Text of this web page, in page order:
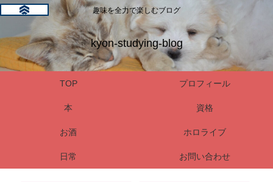
趣味を全力で楽しむブログ
kyon-studying-blog
TOP プロフィール
本 資格
お酒 ホロライブ
日常 お問い合わせ